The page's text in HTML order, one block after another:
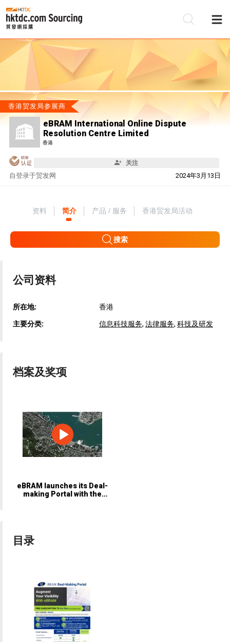
香港贸发局参展商
eBRAM International Online Dispute
Resolution Centre Limited
香港
关注
自 2024年3月13日
登录于贸发网
资料 简介 产品 / 服务 香港贸发局活动
搜索
公司资料
所在地: 香港
主要分类: 信息科技服务, 法律服务, 科技及研发
档案及奖项
eBRAM launches its Deal-
making Portal with the
目录